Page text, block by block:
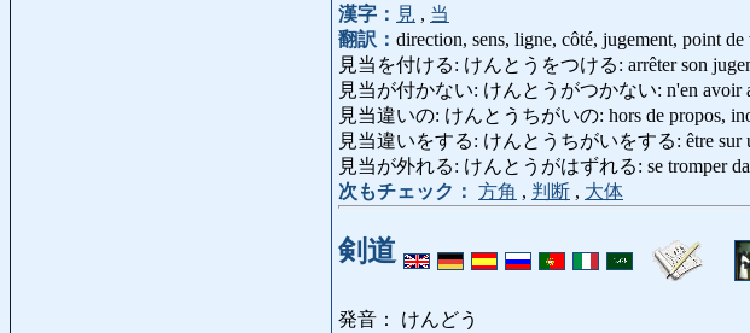
漢字： 見 , 当
翻訳： direction, sens, ligne, côté, jugement, point
見当を付ける: けんとうをつける: arrêter son
見当が付かない: けんとうがつかない: n'en avoir
見当違いの: けんとうちがいの: hors de propos,
見当違いをする: けんとうちがいをする: être sur
見当が外れる: けんとうがはずれる: se tromper
次もチェック： 方角 , 判断 , 大体
剣道
発音： けんどう